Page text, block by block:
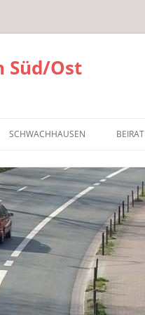
Süd/Ost
SCHWACHHAUSEN BEIRAT